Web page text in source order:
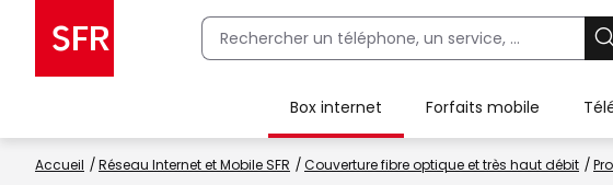
Box internet Forfaits mobile
Accueil Réseau Internet et Mobile SFR Couverture fibre optique et très haut débit